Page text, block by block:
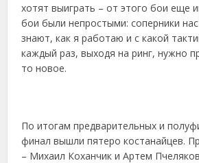
хотят выиграть – от этого бои еще
бои были непростыми: соперники
знают, как я работаю и с какой
каждый раз, выходя на ринг, нужно
то новое.
По итогам предварительных и
финал вышли пятеро костанайцев.
– Михаил Коханчик и Артем